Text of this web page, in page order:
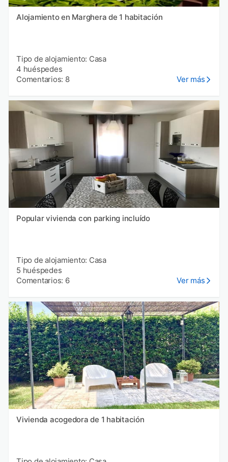
Alojamiento en Marghera de 1 habitación
Tipo de alojamiento: Casa
4 huéspedes
Comentarios: 8
Ver más
Popular vivienda con parking incluído
Tipo de alojamiento: Casa
5 huéspedes
Comentarios: 6
Ver más
Vivienda acogedora de 1 habitación